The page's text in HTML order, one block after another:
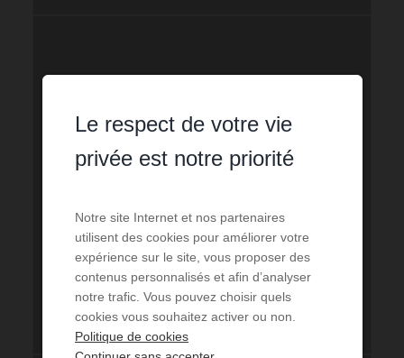
Le respect de votre vie
privée est notre priorité
Notre site Internet et nos partenaires
utilisent des cookies pour améliorer votre
expérience sur le site, vous proposer des
contenus personnalisés et afin d’analyser
notre trafic. Vous pouvez choisir quels
cookies vous souhaitez activer ou non.
Politique de cookies